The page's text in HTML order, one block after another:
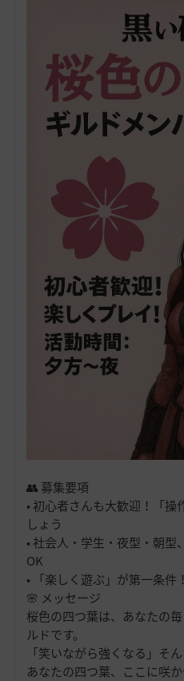
👥 募集要項
• 初心者さんも大歓迎！「
しょう
• 社会人・学生・夜型・朝
OK
• 「楽しく遊ぶ」が第一条件！
🌸 メッセージ
桜色の四つ葉は、あなたの
ルドです。
「笑いながら強くなる」そ
あなたの四つ葉、ここに咲